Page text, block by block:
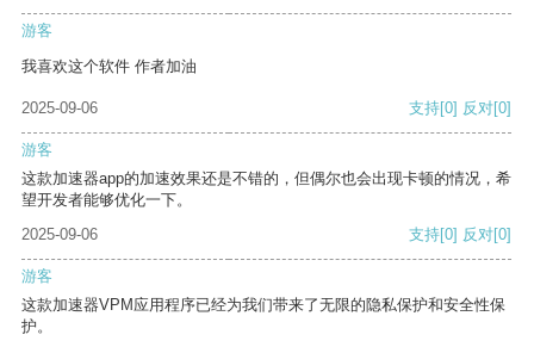
游客
我喜欢这个软件 作者加油
2025-09-06 支持[0] 反对[0]
游客
这款加速器app的加速效果还是不错的，但偶尔也会出现卡顿的情况，希
望开发者能够优化一下。
2025-09-06
支持[0] 反对[0]
游客
这款加速器VPM应用程序已经为我们带来了无限的隐私保护和安全性保
护。